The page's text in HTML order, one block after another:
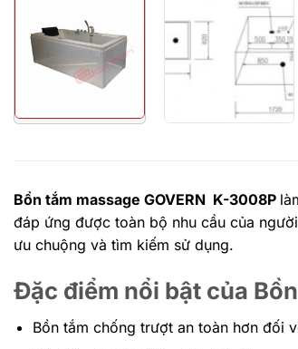
Bồn tắm massage GOVERN K-3008P
đáp ứng được toàn bộ nhu cầu của
ưu chuộng và tìm kiếm sử dụng.
Đặc điểm nổi bật của
Bồn tắm chống trượt an toàn hơn đối